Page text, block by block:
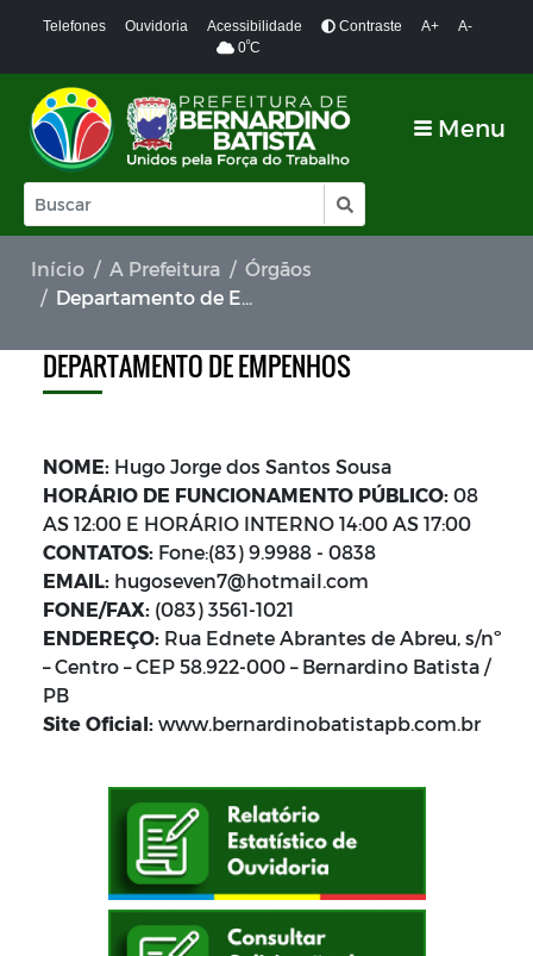
Telefones Ouvidoria Acessibilidade Contraste A+
A-
0ºC
Menu
Início A Prefeitura
Órgãos
Departamento de Empenhos
DEPARTAMENTO DE EMPENHOS
NOME: Hugo Jorge dos Santos Sousa
HORÁRIO DE FUNCIONAMENTO PÚBLICO: 08
AS 12:00 E HORÁRIO INTERNO 14:00 AS 17:00
CONTATOS: Fone:(83) 9.9988 - 0838
EMAIL: hugoseven7@hotmail.com
FONE/FAX: (083) 3561-1021
ENDEREÇO: Rua Ednete Abrantes de Abreu, s/nº
– Centro – CEP 58.922-000 – Bernardino Batista /
PB
Site Oficial: www.bernardinobatistapb.com.br